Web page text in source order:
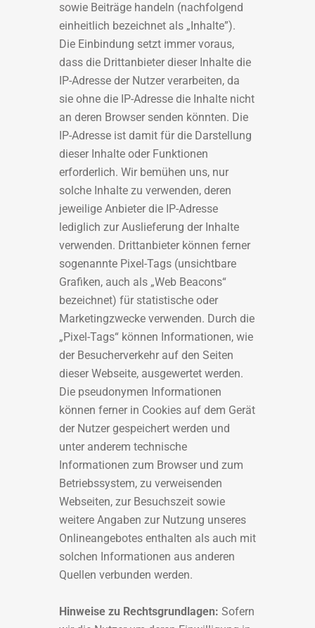
sowie Beiträge handeln (nachfolgend
einheitlich bezeichnet als „Inhalte”).
Die Einbindung setzt immer voraus,
dass die Drittanbieter dieser Inhalte die
IP-Adresse der Nutzer verarbeiten, da
sie ohne die IP-Adresse die Inhalte nicht
an deren Browser senden könnten. Die
IP-Adresse ist damit für die Darstellung
dieser Inhalte oder Funktionen
erforderlich. Wir bemühen uns, nur
solche Inhalte zu verwenden, deren
jeweilige Anbieter die IP-Adresse
lediglich zur Auslieferung der Inhalte
verwenden. Drittanbieter können ferner
sogenannte Pixel-Tags (unsichtbare
Grafiken, auch als „Web Beacons“
bezeichnet) für statistische oder
Marketingzwecke verwenden. Durch die
„Pixel-Tags“ können Informationen, wie
der Besucherverkehr auf den Seiten
dieser Webseite, ausgewertet werden.
Die pseudonymen Informationen
können ferner in Cookies auf dem Gerät
der Nutzer gespeichert werden und
unter anderem technische
Informationen zum Browser und zum
Betriebssystem, zu verweisenden
Webseiten, zur Besuchszeit sowie
weitere Angaben zur Nutzung unseres
Onlineangebotes enthalten als auch mit
solchen Informationen aus anderen
Quellen verbunden werden.
Hinweise zu Rechtsgrundlagen: Sofern